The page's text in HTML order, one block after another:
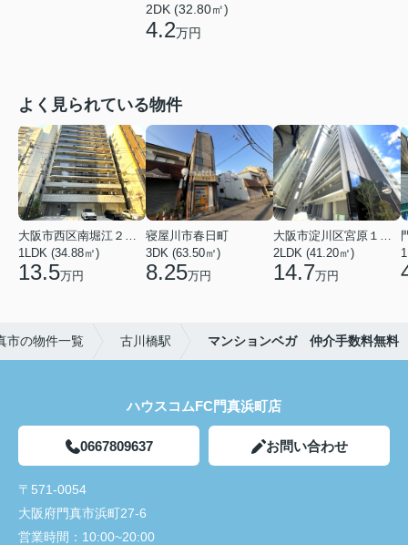
2DK (32.80㎡)
4.2万円
よく見られている物件
1LDK (34.88㎡)
13.5万円
寝屋川市春日町
3DK (63.50㎡)
8.25万円
2LDK (41.20㎡)
14.7万円
市の物件一覧 古川橋駅 マンションベガ 仲介手数料無料
ハウスコムFC門真浜町店
0667809637 お問い合わせ
〒571-0054
大阪府門真市浜町27-6
営業時間： 10:00~20:00